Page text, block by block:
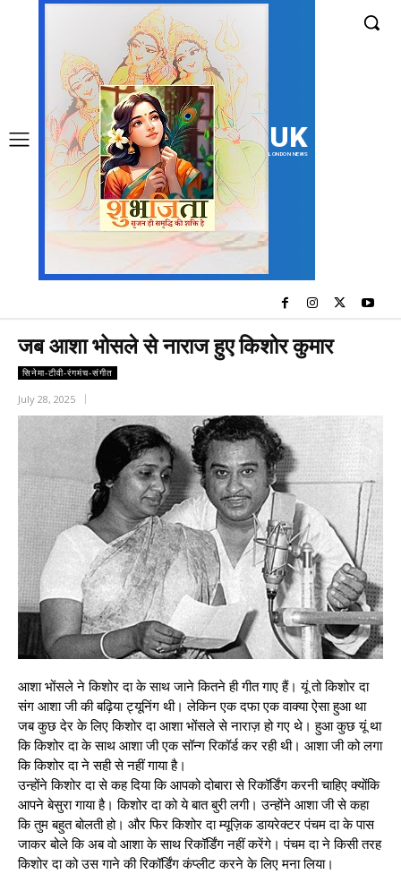
UK
LONDON NEWS
जब आशा भोसले से नाराज हुए किशोर कुमार
सिनेमा-टीवी-रंगमंच-संगीत
July 28, 2025
आशा भोंसले ने किशोर दा के साथ जाने कितने ही गीत गाए हैं। यूं तो किशोर दा
संग आशा जी की बढ़िया ट्यूनिंग थी। लेकिन एक दफा एक वाक्या ऐसा हुआ था
जब कुछ देर के लिए किशोर दा आशा भोंसले से नाराज़ हो गए थे। हुआ कुछ यूं था
कि किशोर दा के साथ आशा जी एक सॉन्ग रिकॉर्ड कर रही थी। आशा जी को लगा
कि किशोर दा ने सही से नहीं गाया है।
उन्होंने किशोर दा से कह दिया कि आपको दोबारा से रिकॉर्डिंग करनी चाहिए क्योंकि
आपने बेसुरा गाया है। किशोर दा को ये बात बुरी लगी। उन्होंने आशा जी से कहा
कि तुम बहुत बोलती हो। और फिर किशोर दा म्यूज़िक डायरेक्टर पंचम दा के पास
जाकर बोले कि अब वो आशा के साथ रिकॉर्डिंग नहीं करेंगे। पंचम दा ने किसी तरह
किशोर दा को उस गाने की रिकॉर्डिंग कंप्लीट करने के लिए मना लिया।